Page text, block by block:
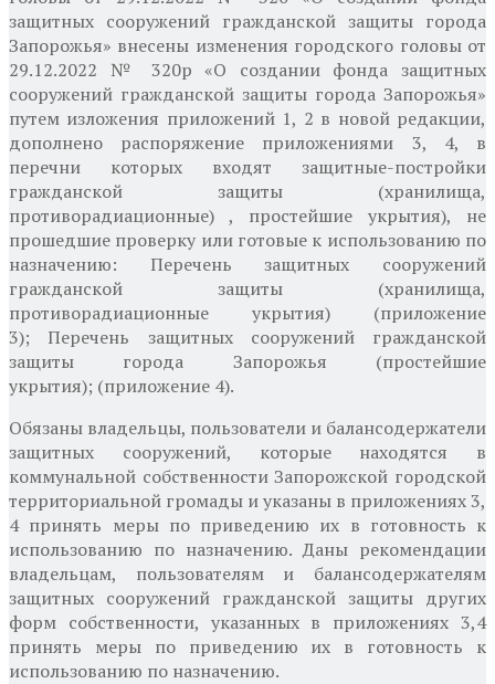
защитных сооружений гражданской защиты города
Запорожья» внесены изменения городского головы от
29.12.2022 № 320р «О создании фонда защитных
сооружений гражданской защиты города Запорожья»
путем изложения приложений 1, 2 в новой редакции,
дополнено распоряжение приложениями 3, 4, в
перечни которых входят защитные-постройки
гражданской защиты (хранилища,
противорадиационные) , простейшие укрытия), не
прошедшие проверку или готовые к использованию по
назначению: Перечень защитных сооружений
гражданской защиты (хранилища,
противорадиационные укрытия) (приложение
3); Перечень защитных сооружений гражданской
защиты города Запорожья (простейшие
укрытия); (приложение 4).
Обязаны владельцы, пользователи и балансодержатели
защитных сооружений, которые находятся в
коммунальной собственности Запорожской городской
территориальной громады и указаны в приложениях 3,
4 принять меры по приведению их в готовность к
использованию по назначению. Даны рекомендации
владельцам, пользователям и балансодержателям
защитных сооружений гражданской защиты других
форм собственности, указанных в приложениях 3,4
принять меры по приведению их в готовность к
использованию по назначению.